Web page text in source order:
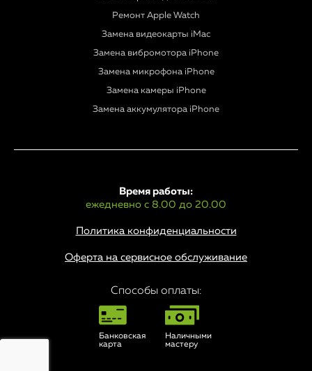
Ремонт Apple Watch
Замена видеокарты iMac
Замена вибромотора iPhone
Замена микрофона iPhone
Замена камеры iPhone
Замена аккумулятора iPhone
Политика конфиденциальности
Время работы:
ежедневно с 8.00 до 20.00
Оферта на сервисное обслуживание
Способы оплаты:
Банковская
карта
Наличными
мастеру